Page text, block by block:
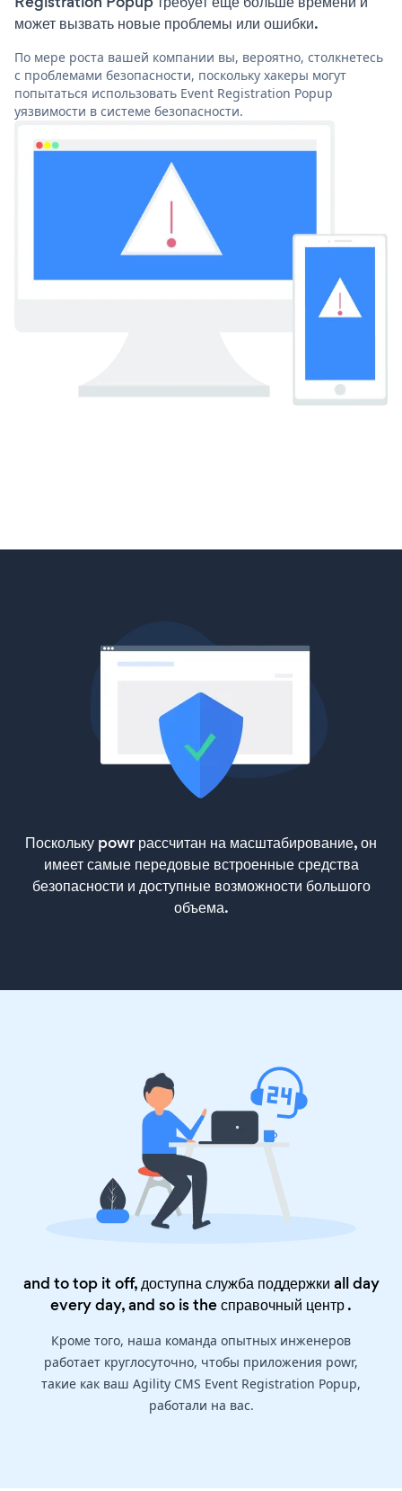
может вызвать новые проблемы или ошибки.
По мере роста вашей компании вы, вероятно, столкнетесь
с проблемами безопасности, поскольку хакеры могут
попытаться использовать Event Registration Popup
уязвимости в системе безопасности.
Поскольку powr рассчитан на масштабирование, он
имеет самые передовые встроенные средства
безопасности и доступные возможности большого
объема.
and to top it off, доступна служба поддержки all day
every day, and so is theсправочный центр.
Кроме того, наша команда опытных инженеров
работает круглосуточно, чтобы приложения powr,
такие как ваш Agility CMS Event Registration Popup,
работали на вас.